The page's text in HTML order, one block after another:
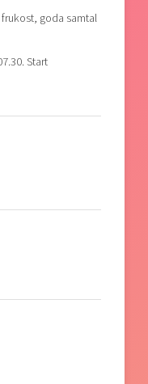
goda samtal
Start